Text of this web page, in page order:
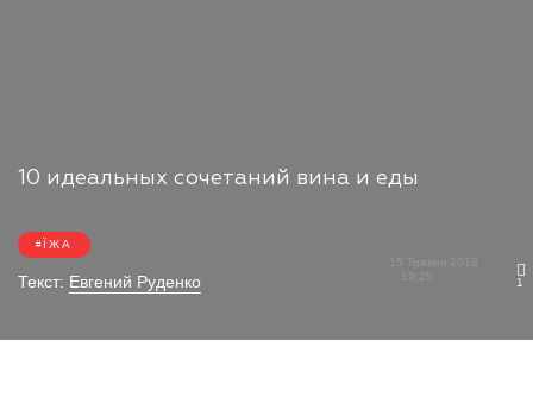
10 идеальных сочетаний вина и еды
ЇЖА
Текст: Евгений Руденко
19:25
1